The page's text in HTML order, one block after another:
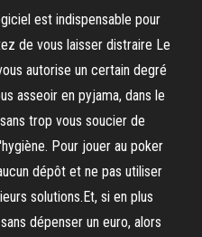
est indispensable pour
de vous laisser distraire Le
autorise un certain degré
asseoir en pyjama, dans le
trop vous soucier de
Pour jouer au poker
dépôt et ne pas utiliser
solutions.Et, si en plus
dépenser un euro, alors